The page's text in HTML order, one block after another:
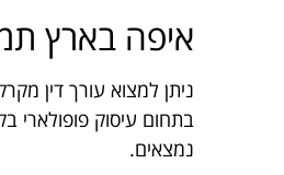
איפה בארץ
ניתן למצוא עורך דין
בתחום עיסוק פופולארי
נמצאים.